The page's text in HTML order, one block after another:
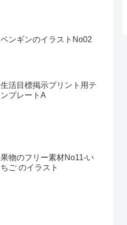
ペンギンのイラストNo02
生活目標掲示プリント用テ
ンプレートA
果物のフリー素材No11-い
ちご のイラスト